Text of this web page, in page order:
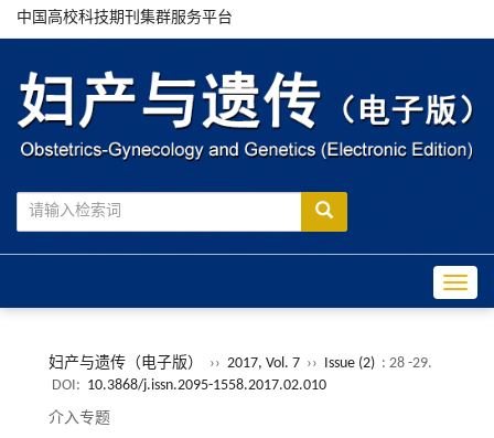
中国高校科技期刊集群服务平台
妇产与遗传（电子版） ›› 2017, Vol. 7 ›› Issue (2) : 28 -29.
DOI: 10.3868/j.issn.2095-1558.2017.02.010
介入专题